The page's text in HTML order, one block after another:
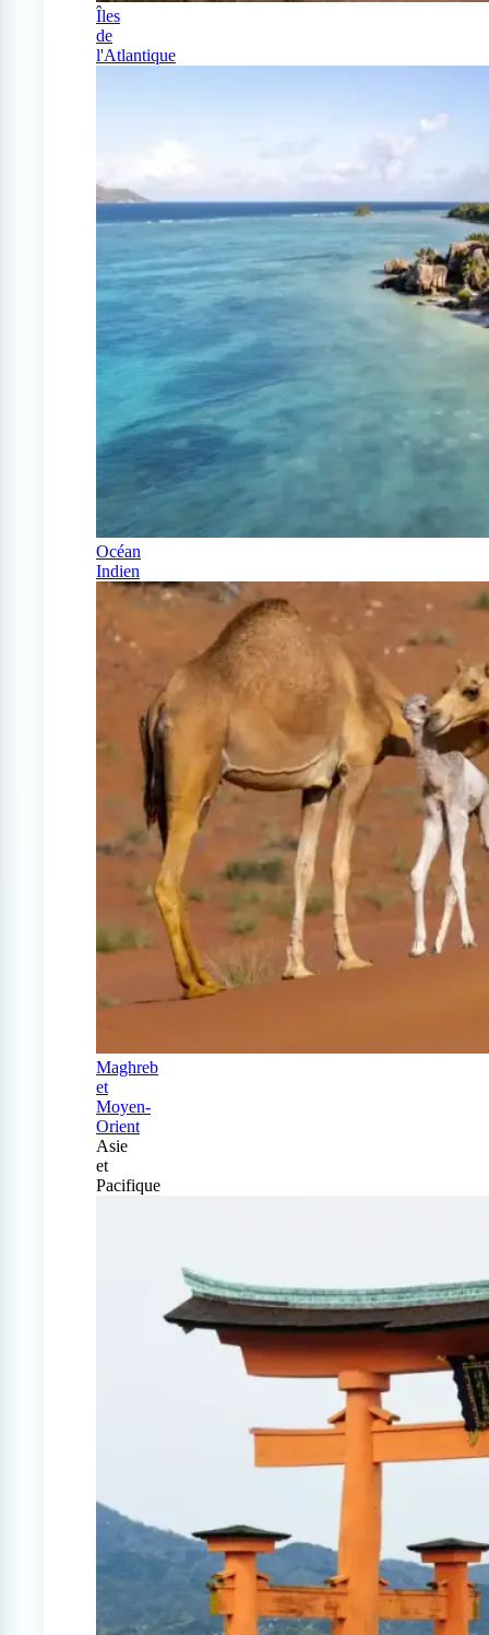
Îles
de
l'Atlantique
Océan
Indien
Maghreb
et
Moyen-
Orient
Asie
et
Pacifique